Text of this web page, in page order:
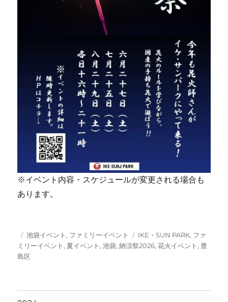
※イベント内容・スケジュールが変更される場合も
あります。
投
稿
日:
カ
テ
ゴ
池袋イベント, ファミリーイベント
タ
グ
IKE・SUN PARK, ファ
ミリーイベント, 夏イベント,池袋,納涼祭2026,花火イベント, 豊
島区